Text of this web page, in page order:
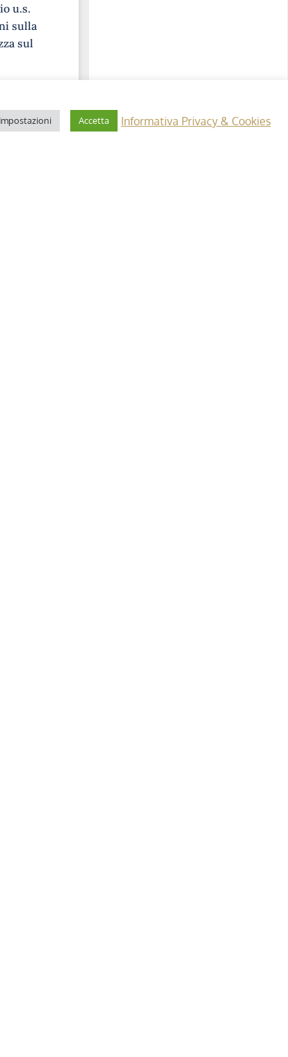
u.s.
sulla
sul
2025
Impostazioni Accetta Informativa Privacy & Cookies